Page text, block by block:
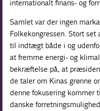
internationalt finans- og
Samlet var der ingen
Folkekongressen. Stort
til indtægt både i og
at fremme energi- og
bekræftelse på, at
de taler om Kinas grønne
denne fokusering kommer
danske